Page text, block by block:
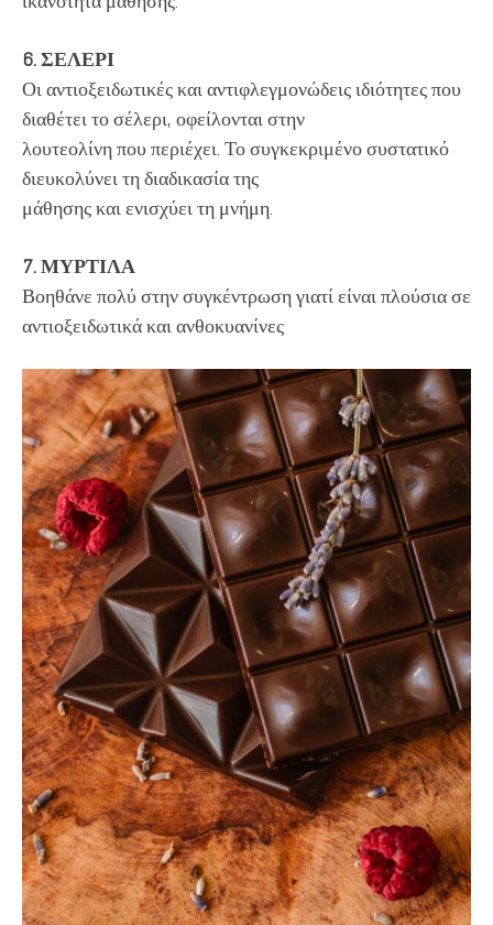
6. ΣΕΛΕΡΙ
Οι αντιοξειδωτικές και αντιφλεγμονώδεις ιδιότητες που
διαθέτει το σέλερι, οφείλονται στην
λουτεολίνη που περιέχει. Το συγκεκριμένο συστατικό
διευκολύνει τη διαδικασία της
μάθησης και ενισχύει τη μνήμη.
7. ΜΥΡΤΙΛΑ
Βοηθάνε πολύ στην συγκέντρωση γιατί είναι πλούσια σε
αντιοξειδωτικά και ανθοκυανίνες